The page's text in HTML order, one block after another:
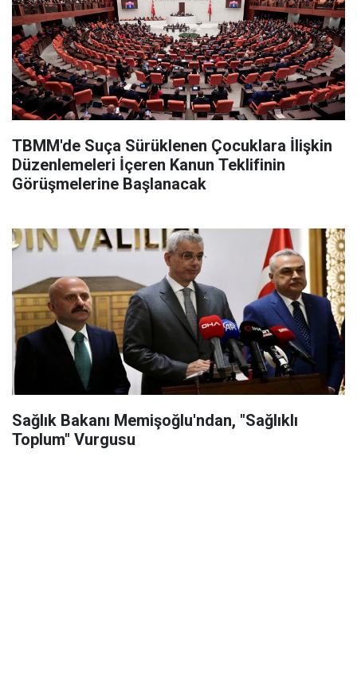
TBMM'de Suça Sürüklenen Çocuklara İlişkin
Düzenlemeleri İçeren Kanun Teklifinin
Görüşmelerine Başlanacak
Sağlık Bakanı Memişoğlu'ndan, "Sağlıklı
Toplum" Vurgusu